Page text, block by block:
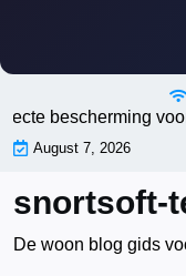
content
voor je
August 7, 2026
snortsoft-
De woon blog gids